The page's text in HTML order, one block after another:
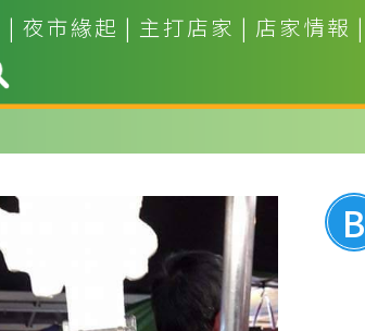
| 夜市緣起 | 主打店家 | 店家情報 |
B